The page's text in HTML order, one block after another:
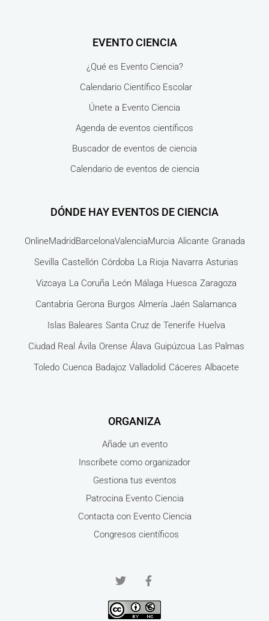
EVENTO CIENCIA
¿Qué es Evento Ciencia?
Calendario Científico Escolar
Únete a Evento Ciencia
Agenda de eventos científicos
Buscador de eventos de ciencia
Calendario de eventos de ciencia
DÓNDE HAY EVENTOS DE CIENCIA
OnlineMadridBarcelonaValenciaMurcia Alicante Granada
Sevilla Castellón Córdoba La Rioja Navarra Asturias
Vizcaya La Coruña León Málaga Huesca Zaragoza
Cantabria Gerona Burgos Almería Jaén Salamanca
Islas Baleares Santa Cruz de Tenerife Huelva
Ciudad Real Ávila Orense Álava Guipúzcua Las Palmas
Toledo Cuenca Badajoz Valladolid Cáceres Albacete
ORGANIZA
Añade un evento
Inscríbete como organizador
Gestiona tus eventos
Patrocina Evento Ciencia
Contacta con Evento Ciencia
Congresos científicos